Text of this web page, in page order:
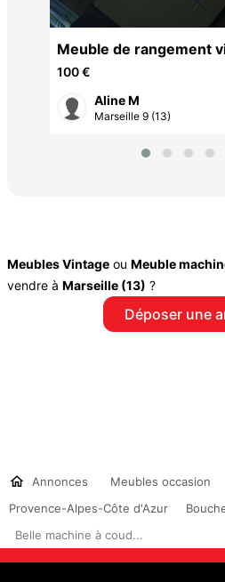
Meuble de rangement
éclairage
100 €
Aline M
Marseille 9 (13)
Meubles Vintage ou Meuble
vendre à Marseille (13) ?
Déposer une
Annonces
Meubles occasion
Provence-Alpes-Côte d'Azur
Belle machine à coud...